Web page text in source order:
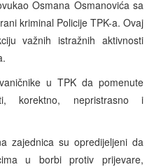
Osmana Osmanovića sa
kriminal Policije TPK-a. Ovaj
važnih istražnih aktivnosti
u TPK da pomenute
korektno, nepristrasno i
zajednica su opredijeljeni da
u borbi protiv prijevare,